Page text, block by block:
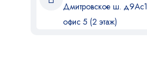
Дмитровское ш. д9Ас1
офис 5 (2 этаж)